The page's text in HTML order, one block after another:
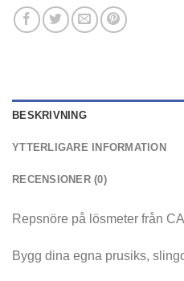
BESKRIVNING
YTTERLIGARE INFORMATION
RECENSIONER (0)
Repsnöre på lösmeter från
Bygg dina egna prusiks,